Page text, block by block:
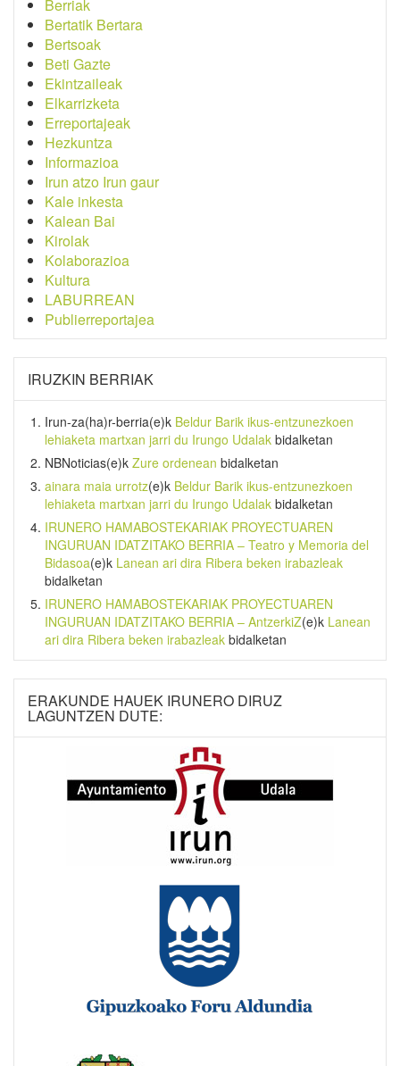
Berriak
Bertatik Bertara
Bertsoak
Beti Gazte
Ekintzaileak
Elkarrizketa
Erreportajeak
Hezkuntza
Informazioa
Irun atzo Irun gaur
Kale inkesta
Kalean Bai
Kirolak
Kolaborazioa
Kultura
LABURREAN
Publierreportajea
IRUZKIN BERRIAK
Irun-za(ha)r-berria(e)k Beldur Barik ikus-entzunezkoen
lehiaketa martxan jarri du Irungo Udalak bidalketan
NBNoticias(e)k Zure ordenean bidalketan
ainara maia urrotz(e)k Beldur Barik ikus-entzunezkoen
lehiaketa martxan jarri du Irungo Udalak bidalketan
IRUNERO HAMABOSTEKARIAK PROYECTUAREN
INGURUAN IDATZITAKO BERRIA – Teatro y Memoria del
Bidasoa(e)k Lanean ari dira Ribera beken irabazleak
bidalketan
IRUNERO HAMABOSTEKARIAK PROYECTUAREN
INGURUAN IDATZITAKO BERRIA – AntzerkiZ(e)k Lanean
ari dira Ribera beken irabazleak bidalketan
ERAKUNDE HAUEK IRUNERO DIRUZ
LAGUNTZEN DUTE: